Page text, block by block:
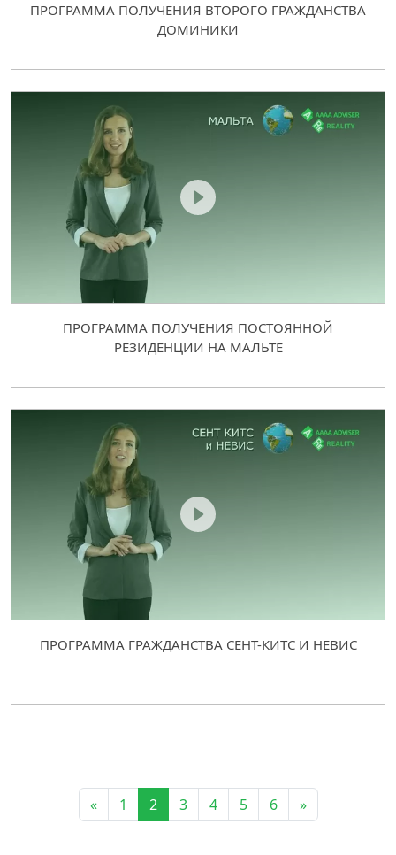
ПРОГРАММА ПОЛУЧЕНИЯ ВТОРОГО ГРАЖДАНСТВА
ДОМИНИКИ
ПРОГРАММА ПОЛУЧЕНИЯ ПОСТОЯННОЙ
РЕЗИДЕНЦИИ НА МАЛЬТЕ
ПРОГРАММА ГРАЖДАНСТВА СЕНТ-КИТС И НЕВИС
« 1 2 3 4 5 6 »